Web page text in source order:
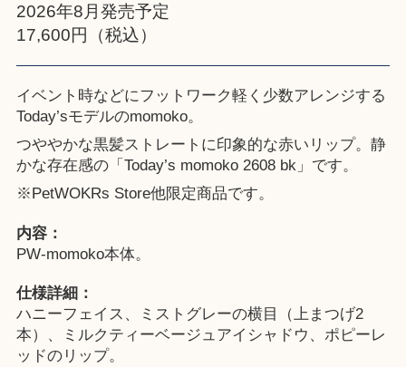
2026年8月発売予定
17,600円（税込）
イベント時などにフットワーク軽く少数アレンジする
Today’sモデルのmomoko。
つややかな黒髪ストレートに印象的な赤いリップ。静
かな存在感の「Today’s momoko 2608 bk」です。
※ PetWOKRs Store他限定商品です。
内容：
PW-momoko本体。
仕様詳細：
ハニーフェイス、ミストグレーの横目（上まつげ2
本）、ミルクティーベージュアイシャドウ、ポピーレ
ッドのリップ。